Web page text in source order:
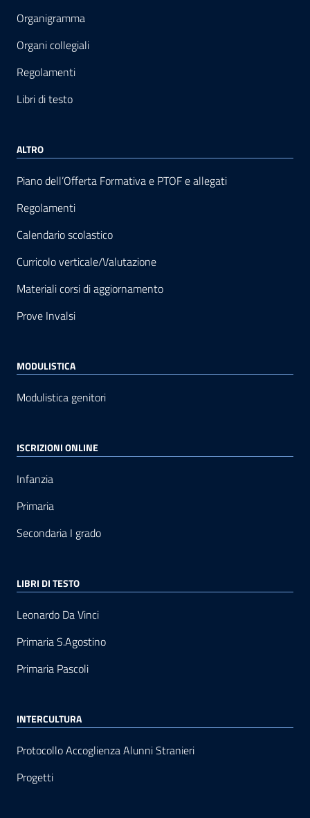
Organigramma
Organi collegiali
Regolamenti
Libri di testo
ALTRO
Piano dell’Offerta Formativa e PTOF e allegati
Regolamenti
Calendario scolastico
Curricolo verticale/Valutazione
Materiali corsi di aggiornamento
Prove Invalsi
MODULISTICA
Modulistica genitori
ISCRIZIONI ONLINE
Infanzia
Primaria
Secondaria I grado
LIBRI DI TESTO
Leonardo Da Vinci
Primaria S.Agostino
Primaria Pascoli
INTERCULTURA
Protocollo Accoglienza Alunni Stranieri
Progetti